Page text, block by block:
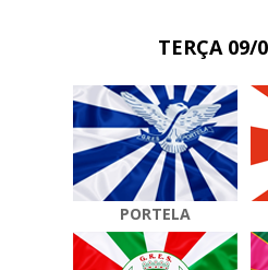
TERÇA 09/
PORTELA